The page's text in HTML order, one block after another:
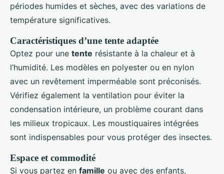
périodes humides et sèches, avec des variations de
température significatives.
Caractéristiques d’une tente adaptée
Optez pour une tente résistante à la chaleur et à
l’humidité. Les modèles en polyester ou en nylon
avec un revêtement imperméable sont préconisés.
Vérifiez également la ventilation pour éviter la
condensation intérieure, un problème courant dans
les milieux tropicaux. Les moustiquaires intégrées
sont indispensables pour vous protéger des insectes.
Espace et commodité
Si vous partez en famille ou avec des enfants,